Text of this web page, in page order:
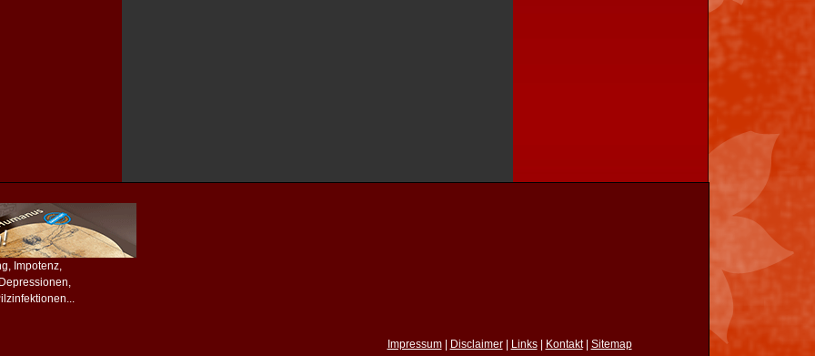
Impotenz,
Impressum| Disclaimer| Links| Kontakt| Sitemap